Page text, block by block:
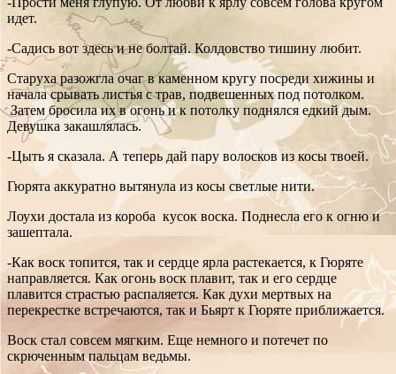
идет.
-Садись вот здесь и не болтай. Колдовство тишину любит.
Старуха разожгла очаг в каменном кругу посреди хижины и
начала срывать листья с трав, подвешенных под потолком.
Затем бросила их в огонь и к потолку поднялся едкий дым.
Девушка закашлялась.
-Цыть я сказала. А теперь дай пару волосков из косы твоей.
Гюрята аккуратно вытянула из косы светлые нити.
Лоухи достала из короба кусок воска. Поднесла его к огню и
зашептала.
-Как воск топится, так и сердце ярла растекается, к Гюряте
направляется. Как огонь воск плавит, так и его сердце
плавится страстью распаляется. Как духи мертвых на
перекрестке встречаются, так и Бьярт к Гюряте приближается.
Воск стал совсем мягким. Еще немного и потечет по
скрюченным пальцам ведьмы.